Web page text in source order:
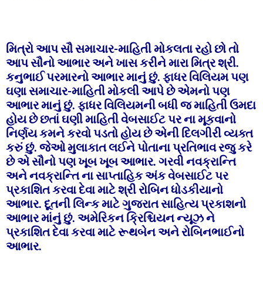
મિત્રો આપ સૌ સમાચાર-માહિતી મોકલતા રહો છો તો
આપ સૌનો આભાર અને ખાસ કરીને મારા મિત્ર શ્રી.
કનુભાઈ પરમારનો આભાર માનું છું. ફાધર વિલિયમ પણ
ઘણા સમાચાર-માહિતી મોકલી આપે છે એમનો પણ
આભાર માનું છું. ફાધર વિલિયમની બધી જ માહિતી ઉમદા
હોય છે છતાં ઘણી માહિતી વેબસાઈટ પર ના મૂકવાનો
નિર્ણય કમને કરવો પડતો હોય છે એની દિલગીરી વ્યક્ત
કરું છું. જેઓ મુલાકાત લઈને પોતાના પ્રતિભાવ રજુ કરે
છે એ સૌનો પણ ખૂબ ખૂબ આભાર. ગરવી નવક્રાન્તિ
અને નવક્રાન્તિ ના સાપ્તાહિક અંક વેબસાઈટ પર
પ્રકાશિત કરવા દેવા માટે શ્રી રોબિન ધોડકીયાનો
આભાર. દૂતની લિન્ક માટે ગુજરાત સાહિત્ય પ્રકાશનો
આભાર માંનું છું. અમેરિકન ક્રિશ્ચિયન ન્યૂઝ ને
પ્રકાશિત દેવા કરવા માટે રૂથબેન અને રોબિનભાઈનો
આભાર.